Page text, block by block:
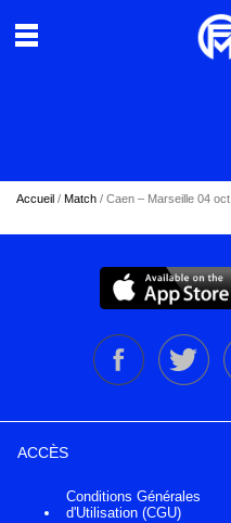
Accueil / Match / Caen – Marseille 04 oct
ACCÈS
Conditions Générales
d'Utilisation (CGU)